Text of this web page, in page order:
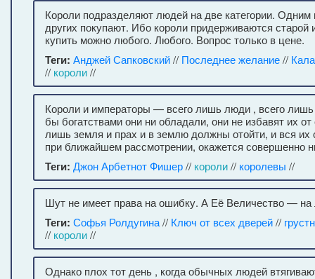
Короли подразделяют людей на две категории. Одним
других покупают. Ибо короли придерживаются старой
купить можно любого. Любого. Вопрос только в цене.
Теги: Анджей Сапковский// Последнее желание//
// короли//
Короли и императоры — всего лишь люди , всего
бы богатствами они ни обладали, они не избавят их
лишь земля и прах и в землю должны отойти, и вся их
при ближайшем рассмотрении, окажется совершенно
Теги: Джон Арбетнот Фишер// короли// королевы //
Шут не имеет права на ошибку. А Её Величество — на
Теги: Софья Ролдугина// Ключ от всех дверей//
// короли//
Однако плох тот день , когда обычных людей